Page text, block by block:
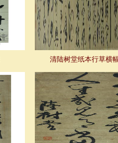
清陆树堂纸本行草横